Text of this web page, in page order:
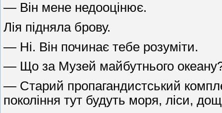
— Він мене недооцінює.
Лія підняла брову.
— Ні. Він починає тебе розуміти.
— Що за Музей майбутнього
— Старий пропагандистський
покоління тут будуть моря, ліси,